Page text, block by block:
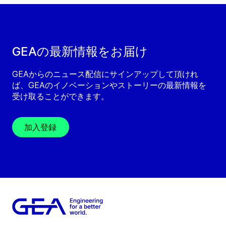
GEAの最新情報をお届け
GEAからのニュース配信にサインアップして頂けれ
ば、GEAのイノベーションやストーリーの最新情報を
受け取ることができます。
加入登録